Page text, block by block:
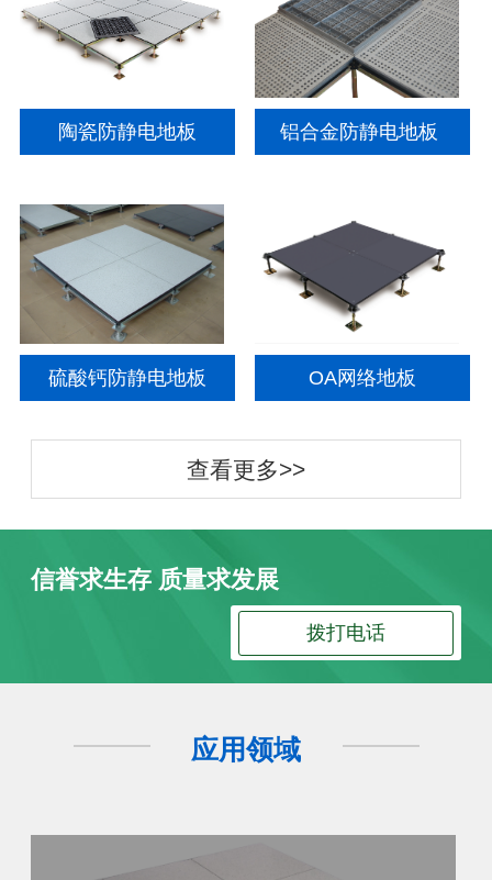
陶瓷防静电地板 铝合金防静电地板
硫酸钙防静电地板 OA网络地板
查看更多>>
信誉求生存 质量求发展
拨打电话
应用领域
防静电地板